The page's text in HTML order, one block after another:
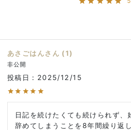
あさごはん 1
非公開
投稿日 2025/12/15
日記を続けたくても続けられず、
辞めてしまうことを8年間繰り返